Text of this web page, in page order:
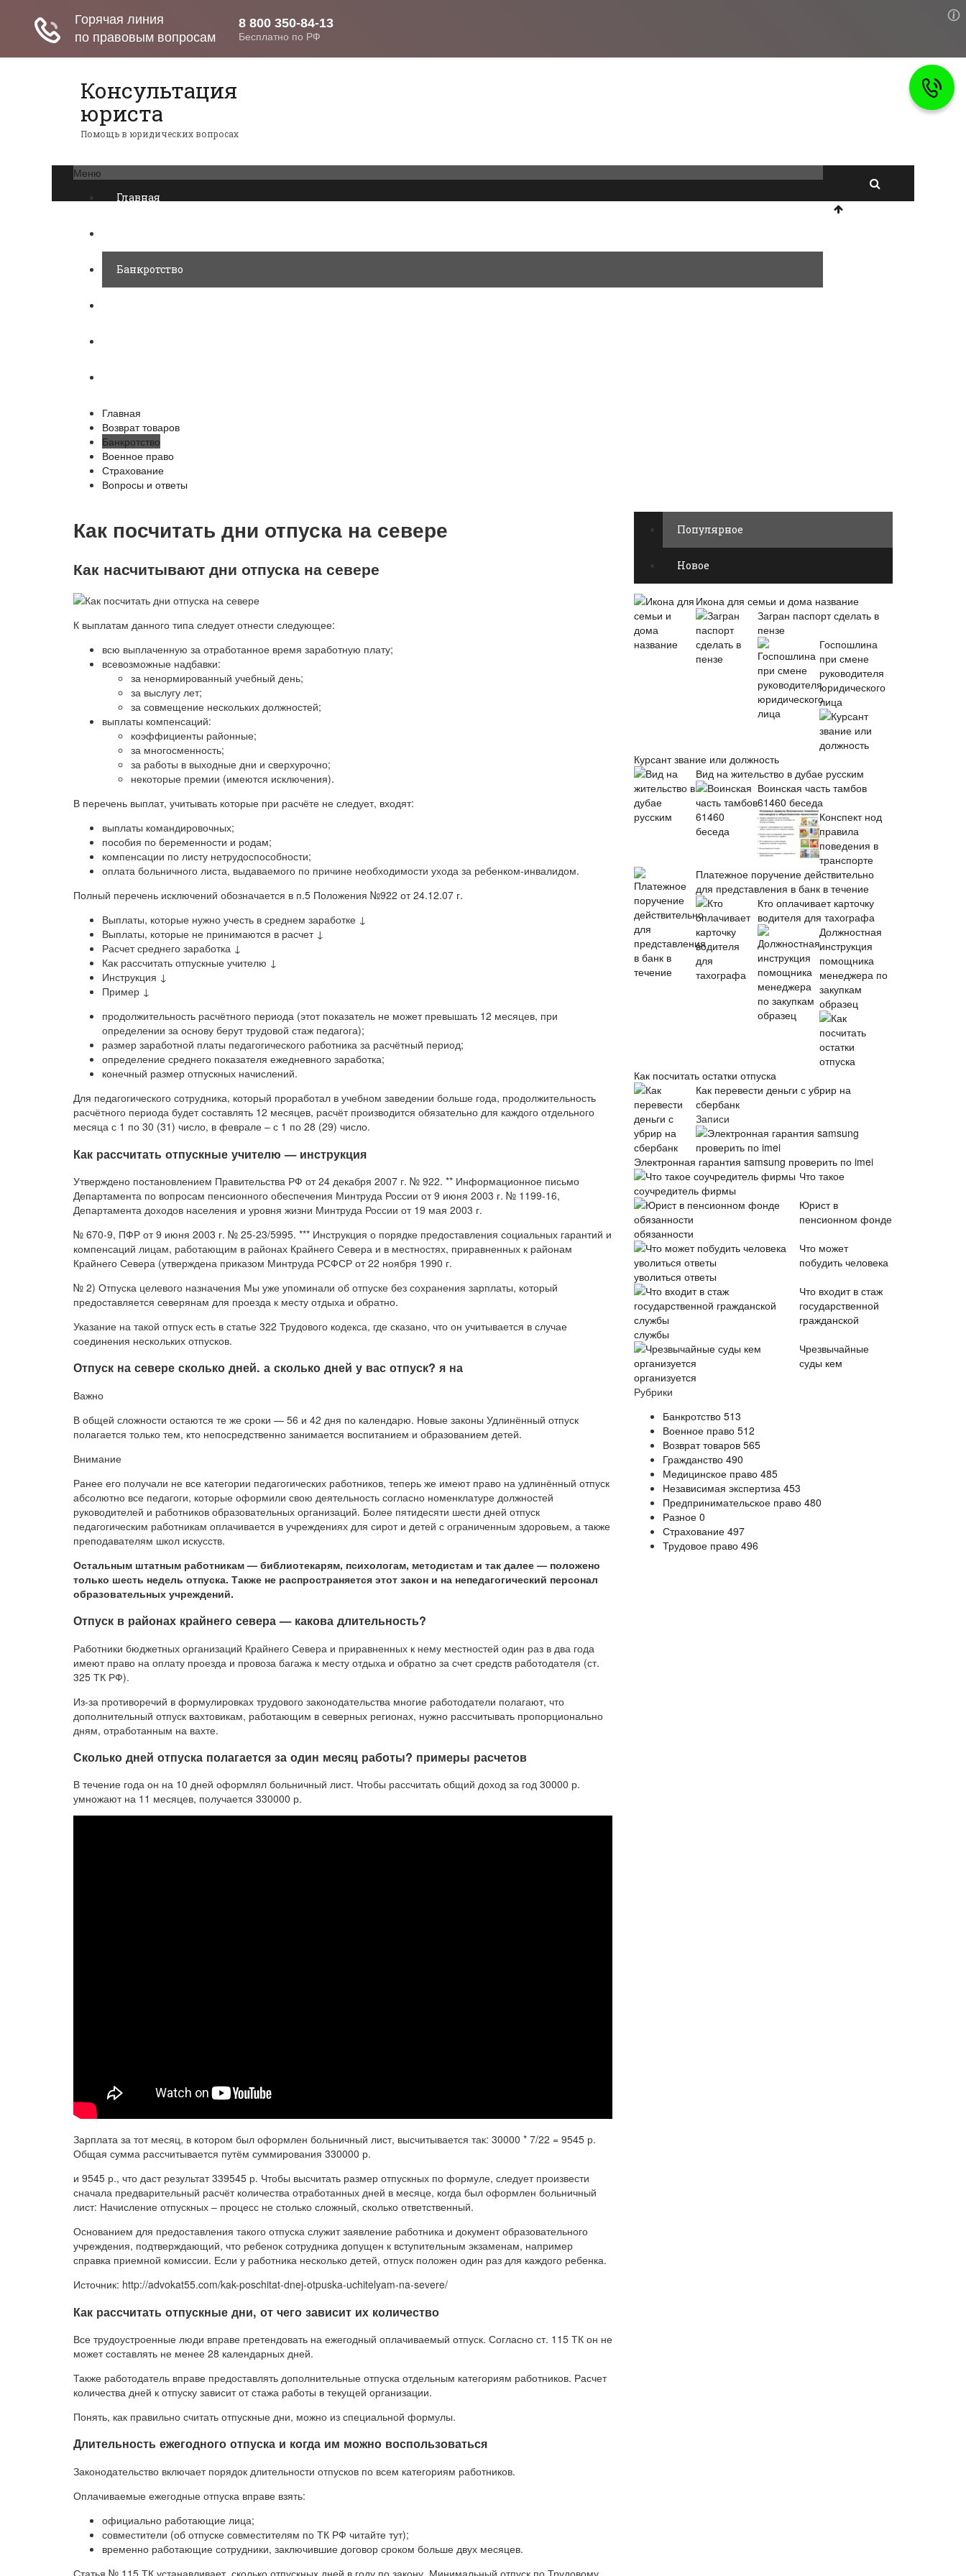
Консультация
юриста
Помощь в юридических вопросах
Меню
Главная
Банкротство
Главная
Возврат товаров
Банкротство
Военное право
Страхование
Вопросы и ответы
Как посчитать дни отпуска на севере
Как насчитывают дни отпуска на севере
К выплатам данного типа следует отнести следующее:
всю выплаченную за отработанное время заработную плату;
всевозможные надбавки:
за ненормированный учебный день;
за выслугу лет;
за совмещение нескольких должностей;
выплаты компенсаций:
коэффициенты районные;
за многосменность;
за работы в выходные дни и сверхурочно;
некоторые премии (имеются исключения).
В перечень выплат, учитывать которые при расчёте не следует, входят:
выплаты командировочных;
пособия по беременности и родам;
компенсации по листу нетрудоспособности;
оплата больничного листа, выдаваемого по причине необходимости ухода за ребенком-инвалидом.
Полный перечень исключений обозначается в п.5 Положения №922 от 24.12.07 г.
Выплаты, которые нужно учесть в среднем заработке ↓
Выплаты, которые не принимаются в расчет ↓
Расчет среднего заработка ↓
Как рассчитать отпускные учителю ↓
Инструкция ↓
Пример ↓
продолжительность расчётного периода (этот показатель не может превышать 12 месяцев, при
определении за основу берут трудовой стаж педагога);
размер заработной платы педагогического работника за расчётный период;
определение среднего показателя ежедневного заработка;
конечный размер отпускных начислений.
Для педагогического сотрудника, который проработал в учебном заведении больше года, продолжительность
расчётного периода будет составлять 12 месяцев, расчёт производится обязательно для каждого отдельного
месяца с 1 по 30 (31) число, в феврале – с 1 по 28 (29) число.
Как рассчитать отпускные учителю — инструкция
Утверждено постановлением Правительства РФ от 24 декабря 2007 г. № 922. ** Информационное письмо
Департамента по вопросам пенсионного обеспечения Минтруда России от 9 июня 2003 г. № 1199-16,
Департамента доходов населения и уровня жизни Минтруда России от 19 мая 2003 г.
№ 670-9, ПФР от 9 июня 2003 г. № 25-23/5995. *** Инструкция о порядке предоставления социальных гарантий и
компенсаций лицам, работающим в районах Крайнего Севера и в местностях, приравненных к районам
Крайнего Севера (утверждена приказом Минтруда РСФСР от 22 ноября 1990 г.
№ 2) Отпуска целевого назначения Мы уже упоминали об отпуске без сохранения зарплаты, который
предоставляется северянам для проезда к месту отдыха и обратно.
Указание на такой отпуск есть в статье 322 Трудового кодекса, где сказано, что он учитывается в случае
соединения нескольких отпусков.
Отпуск на севере сколько дней. а сколько дней у вас отпуск? я на
Важно
В общей сложности остаются те же сроки — 56 и 42 дня по календарю. Новые законы Удлинённый отпуск
полагается только тем, кто непосредственно занимается воспитанием и образованием детей.
Внимание
Ранее его получали не все категории педагогических работников, теперь же имеют право на удлинённый отпуск
абсолютно все педагоги, которые оформили свою деятельность согласно номенклатуре должностей
руководителей и работников образовательных организаций. Более пятидесяти шести дней отпуск
педагогическим работникам оплачивается в учреждениях для сирот и детей с ограниченным здоровьем, а также
преподавателям школ искусств.
Остальным штатным работникам — библиотекарям, психологам, методистам и так далее — положено
только шесть недель отпуска. Также не распространяется этот закон и на непедагогический персонал
образовательных учреждений.
Отпуск в районах крайнего севера — какова длительность?
Работники бюджетных организаций Крайнего Севера и приравненных к нему местностей один раз в два года
имеют право на оплату проезда и провоза багажа к месту отдыха и обратно за счет средств работодателя (ст.
325 ТК РФ).
Из-за противоречий в формулировках трудового законодательства многие работодатели полагают, что
дополнительный отпуск вахтовикам, работающим в северных регионах, нужно рассчитывать пропорционально
дням, отработанным на вахте.
Сколько дней отпуска полагается за один месяц работы? примеры расчетов
В течение года он на 10 дней оформлял больничный лист. Чтобы рассчитать общий доход за год 30000 р.
умножают на 11 месяцев, получается 330000 р.
Зарплата за тот месяц, в котором был оформлен больничный лист, высчитывается так: 30000 * 7/22 = 9545 р.
Общая сумма рассчитывается путём суммирования 330000 р.
и 9545 р., что даст результат 339545 р. Чтобы высчитать размер отпускных по формуле, следует произвести
сначала предварительный расчёт количества отработанных дней в месяце, когда был оформлен больничный
лист: Начисление отпускных – процесс не столько сложный, сколько ответственный.
Основанием для предоставления такого отпуска служит заявление работника и документ образовательного
учреждения, подтверждающий, что ребенок сотрудника допущен к вступительным экзаменам, например
справка приемной комиссии. Если у работника несколько детей, отпуск положен один раз для каждого ребенка.
Источник: http://advokat55.com/kak-poschitat-dnej-otpuska-uchitelyam-na-severe/
Как рассчитать отпускные дни, от чего зависит их количество
Все трудоустроенные люди вправе претендовать на ежегодный оплачиваемый отпуск. Согласно ст. 115 ТК он не
может составлять не менее 28 календарных дней.
Также работодатель вправе предоставлять дополнительные отпуска отдельным категориям работников. Расчет
количества дней к отпуску зависит от стажа работы в текущей организации.
Понять, как правильно считать отпускные дни, можно из специальной формулы.
Длительность ежегодного отпуска и когда им можно воспользоваться
Законодательство включает порядок длительности отпусков по всем категориям работников.
Оплачиваемые ежегодные отпуска вправе взять:
официально работающие лица;
совместители (об отпуске совместителям по ТК РФ читайте тут);
временно работающие сотрудники, заключившие договор сроком больше двух месяцев.
Статья № 115 ТК устанавливает, сколько отпускных дней в году по закону. Минимальный отпуск по Трудовому
Популярное
Новое
Икона для семьи и дома название
Загран паспорт сделать в
пензе
Госпошлина
при смене
руководителя
юридического
лица
Курсант звание или должность
Вид на жительство в дубае русским
Воинская часть тамбов
61460 беседа
Конспект нод
правила
поведения в
транспорте
Платежное поручение действительно
для представления в банк в течение
Кто оплачивает карточку
водителя для тахографа
Должностная
инструкция
помощника
менеджера по
закупкам
образец
Как посчитать остатки отпуска
Как перевести деньги с убрир на
сбербанк
Записи
Электронная гарантия samsung проверить по imei
Что такое
соучредитель фирмы
Юрист в
пенсионном фонде
обязанности
Что может
побудить человека
уволиться ответы
Что входит в стаж
государственной
гражданской
службы
Чрезвычайные
суды кем
организуется
Рубрики
Банкротство 513
Военное право 512
Возврат товаров 565
Гражданство 490
Медицинское право 485
Независимая экспертиза 453
Предпринимательское право 480
Разное 0
Страхование 497
Трудовое право 496